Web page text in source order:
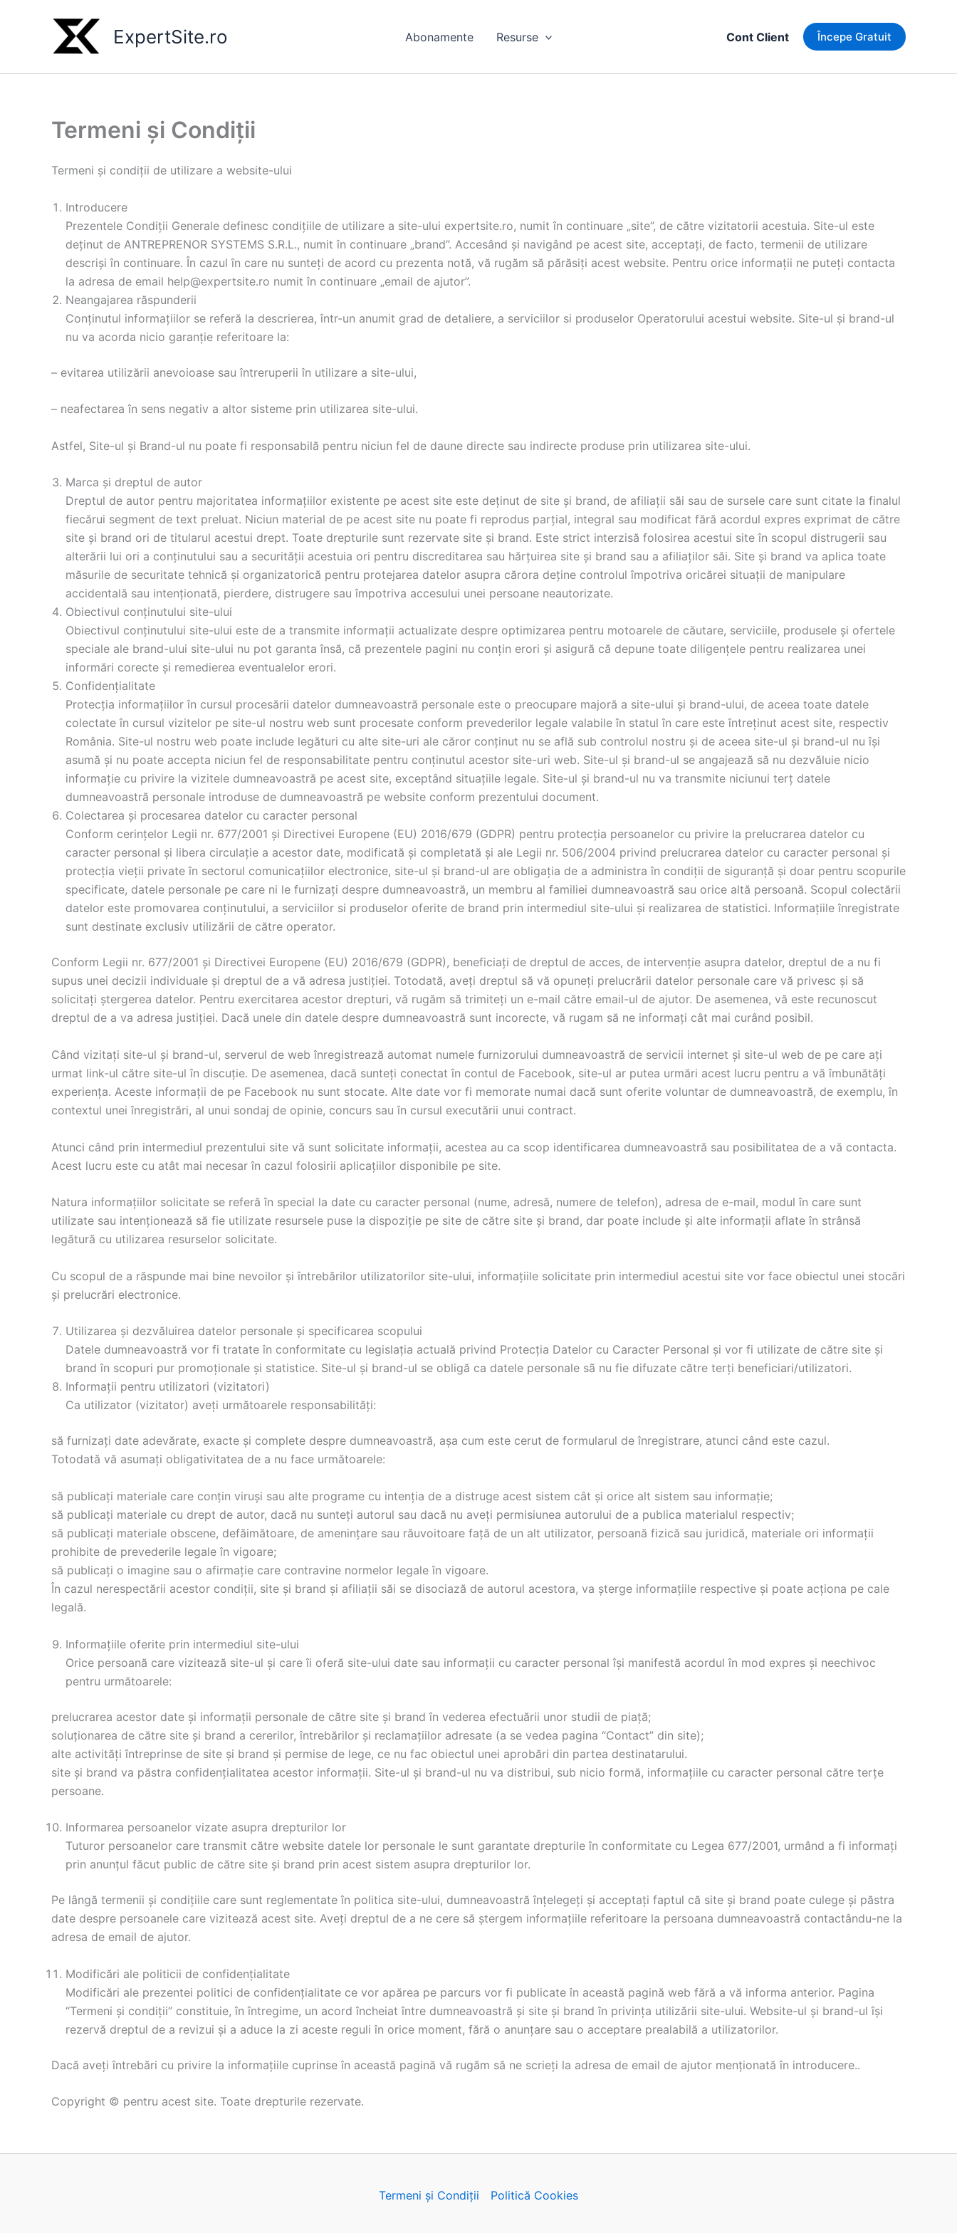
ExpertSite.ro Abonamente Resurse Cont Client Începe Gratuit
Termeni și Condiții
Termeni și condiții de utilizare a website-ului
Introducere
Prezentele Condiții Generale definesc condițiile de utilizare a site-ului expertsite.ro, numit în continuare „site”, de către vizitatorii acestuia. Site-ul este
deținut de ANTREPRENOR SYSTEMS S.R.L., numit în continuare „brand”. Accesând și navigând pe acest site, acceptați, de facto, termenii de utilizare
descriși în continuare. În cazul în care nu sunteți de acord cu prezenta notă, vă rugăm să părăsiți acest website. Pentru orice informații ne puteți contacta
la adresa de email help@expertsite.ro numit în continuare „email de ajutor”.
Neangajarea răspunderii
Conținutul informațiilor se referă la descrierea, într-un anumit grad de detaliere, a serviciilor si produselor Operatorului acestui website. Site-ul și brand-ul
nu va acorda nicio garanție referitoare la:
– evitarea utilizării anevoioase sau întreruperii în utilizare a site-ului,
– neafectarea în sens negativ a altor sisteme prin utilizarea site-ului.
Astfel, Site-ul și Brand-ul nu poate fi responsabilă pentru niciun fel de daune directe sau indirecte produse prin utilizarea site-ului.
Marca și dreptul de autor
Dreptul de autor pentru majoritatea informațiilor existente pe acest site este deținut de site și brand, de afiliații săi sau de sursele care sunt citate la finalul
fiecărui segment de text preluat. Niciun material de pe acest site nu poate fi reprodus parțial, integral sau modificat fără acordul expres exprimat de către
site și brand ori de titularul acestui drept. Toate drepturile sunt rezervate site și brand. Este strict interzisă folosirea acestui site în scopul distrugerii sau
alterării lui ori a conținutului sau a securității acestuia ori pentru discreditarea sau hărțuirea site și brand sau a afiliaţilor săi. Site și brand va aplica toate
măsurile de securitate tehnică și organizatorică pentru protejarea datelor asupra cărora deține controlul împotriva oricărei situații de manipulare
accidentală sau intenționată, pierdere, distrugere sau împotriva accesului unei persoane neautorizate.
Obiectivul conținutului site-ului
Obiectivul conținutului site-ului este de a transmite informații actualizate despre optimizarea pentru motoarele de căutare, serviciile, produsele și ofertele
speciale ale brand-ului site-ului nu pot garanta însă, că prezentele pagini nu conțin erori și asigură că depune toate diligențele pentru realizarea unei
informări corecte și remedierea eventualelor erori.
Confidențialitate
Protecția informațiilor în cursul procesării datelor dumneavoastră personale este o preocupare majoră a site-ului și brand-ului, de aceea toate datele
colectate în cursul vizitelor pe site-ul nostru web sunt procesate conform prevederilor legale valabile în statul în care este întreținut acest site, respectiv
România. Site-ul nostru web poate include legături cu alte site-uri ale căror conținut nu se află sub controlul nostru şi de aceea site-ul și brand-ul nu își
asumă și nu poate accepta niciun fel de responsabilitate pentru conținutul acestor site-uri web. Site-ul și brand-ul se angajează să nu dezvăluie nicio
informație cu privire la vizitele dumneavoastră pe acest site, exceptând situațiile legale. Site-ul și brand-ul nu va transmite niciunui terț datele
dumneavoastră personale introduse de dumneavoastră pe website conform prezentului document.
Colectarea și procesarea datelor cu caracter personal
Conform cerințelor Legii nr. 677/2001 și Directivei Europene (EU) 2016/679 (GDPR) pentru protecția persoanelor cu privire la prelucrarea datelor cu
caracter personal și libera circulație a acestor date, modificată și completată și ale Legii nr. 506/2004 privind prelucrarea datelor cu caracter personal și
protecția vieții private în sectorul comunicațiilor electronice, site-ul și brand-ul are obligația de a administra în condiții de siguranță și doar pentru scopurile
specificate, datele personale pe care ni le furnizați despre dumneavoastră, un membru al familiei dumneavoastră sau orice altă persoană. Scopul colectării
datelor este promovarea conținutului, a serviciilor si produselor oferite de brand prin intermediul site-ului și realizarea de statistici. Informațiile înregistrate
sunt destinate exclusiv utilizării de către operator.
Conform Legii nr. 677/2001 și Directivei Europene (EU) 2016/679 (GDPR), beneficiați de dreptul de acces, de intervenție asupra datelor, dreptul de a nu fi
supus unei decizii individuale și dreptul de a vă adresa justiției. Totodată, aveți dreptul să vă opuneți prelucrării datelor personale care vă privesc și să
solicitați ștergerea datelor. Pentru exercitarea acestor drepturi, vă rugăm să trimiteți un e-mail către email-ul de ajutor. De asemenea, vă este recunoscut
dreptul de a va adresa justiției. Dacă unele din datele despre dumneavoastră sunt incorecte, vă rugam să ne informați cât mai curând posibil.
Când vizitați site-ul și brand-ul, serverul de web înregistrează automat numele furnizorului dumneavoastră de servicii internet și site-ul web de pe care ați
urmat link-ul către site-ul în discuție. De asemenea, dacă sunteți conectat în contul de Facebook, site-ul ar putea urmări acest lucru pentru a vă îmbunătăți
experiența. Aceste informații de pe Facebook nu sunt stocate. Alte date vor fi memorate numai dacă sunt oferite voluntar de dumneavoastră, de exemplu, în
contextul unei înregistrări, al unui sondaj de opinie, concurs sau în cursul executării unui contract.
Atunci când prin intermediul prezentului site vă sunt solicitate informații, acestea au ca scop identificarea dumneavoastră sau posibilitatea de a vă contacta.
Acest lucru este cu atât mai necesar în cazul folosirii aplicațiilor disponibile pe site.
Natura informațiilor solicitate se referă în special la date cu caracter personal (nume, adresă, numere de telefon), adresa de e-mail, modul în care sunt
utilizate sau intenționează să fie utilizate resursele puse la dispoziție pe site de către site și brand, dar poate include și alte informații aflate în strânsă
legătură cu utilizarea resurselor solicitate.
Cu scopul de a răspunde mai bine nevoilor și întrebărilor utilizatorilor site-ului, informațiile solicitate prin intermediul acestui site vor face obiectul unei stocări
și prelucrări electronice.
Utilizarea și dezvăluirea datelor personale și specificarea scopului
Datele dumneavoastră vor fi tratate în conformitate cu legislația actuală privind Protecția Datelor cu Caracter Personal și vor fi utilizate de către site și
brand în scopuri pur promoționale și statistice. Site-ul și brand-ul se obligă ca datele personale sã nu fie difuzate către terți beneficiari/utilizatori.
Informații pentru utilizatori (vizitatori)
Ca utilizator (vizitator) aveți următoarele responsabilități:
să furnizați date adevărate, exacte și complete despre dumneavoastră, așa cum este cerut de formularul de înregistrare, atunci când este cazul.
Totodată vă asumați obligativitatea de a nu face următoarele:
să publicați materiale care conțin viruși sau alte programe cu intenția de a distruge acest sistem cât și orice alt sistem sau informație;
să publicați materiale cu drept de autor, dacă nu sunteți autorul sau dacă nu aveți permisiunea autorului de a publica materialul respectiv;
să publicați materiale obscene, defăimătoare, de amenințare sau răuvoitoare față de un alt utilizator, persoană fizică sau juridică, materiale ori informații
prohibite de prevederile legale în vigoare;
să publicați o imagine sau o afirmație care contravine normelor legale în vigoare.
În cazul nerespectării acestor condiții, site și brand și afiliații săi se disociază de autorul acestora, va șterge informațiile respective și poate acționa pe cale
legală.
Informațiile oferite prin intermediul site-ului
Orice persoană care vizitează site-ul și care îi oferă site-ului date sau informații cu caracter personal își manifestă acordul în mod expres și neechivoc
pentru următoarele:
prelucrarea acestor date și informații personale de către site și brand în vederea efectuării unor studii de piață;
soluționarea de către site și brand a cererilor, întrebărilor și reclamațiilor adresate (a se vedea pagina “Contact” din site);
alte activități întreprinse de site și brand și permise de lege, ce nu fac obiectul unei aprobări din partea destinatarului.
site și brand va păstra confidențialitatea acestor informații. Site-ul și brand-ul nu va distribui, sub nicio formă, informațiile cu caracter personal către terțe
persoane.
Informarea persoanelor vizate asupra drepturilor lor
Tuturor persoanelor care transmit către website datele lor personale le sunt garantate drepturile în conformitate cu Legea 677/2001, urmând a fi informați
prin anunțul făcut public de către site și brand prin acest sistem asupra drepturilor lor.
Pe lângă termenii și condiţiile care sunt reglementate în politica site-ului, dumneavoastră înțelegeți și acceptați faptul că site și brand poate culege și păstra
date despre persoanele care vizitează acest site. Aveți dreptul de a ne cere să ștergem informațiile referitoare la persoana dumneavoastră contactându-ne la
adresa de email de ajutor.
Modificări ale politicii de confidențialitate
Modificări ale prezentei politici de confidențialitate ce vor apărea pe parcurs vor fi publicate în această pagină web fără a vă informa anterior. Pagina
“Termeni și condiții” constituie, în întregime, un acord încheiat între dumneavoastră și site și brand în privința utilizării site-ului. Website-ul și brand-ul își
rezervă dreptul de a revizui și a aduce la zi aceste reguli în orice moment, fără o anunțare sau o acceptare prealabilă a utilizatorilor.
Dacă aveți întrebări cu privire la informațiile cuprinse în această pagină vă rugăm să ne scrieți la adresa de email de ajutor menționată în introducere..
Copyright © pentru acest site. Toate drepturile rezervate.
Termeni și Condiții Politică Cookies